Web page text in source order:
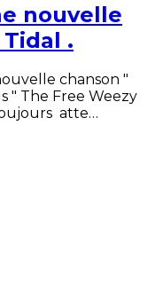
nouvelle
.
chanson "
" The Free Weezy
atte…